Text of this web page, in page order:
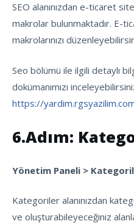
SEO alanınızdan e-ticaret
makrolar bulunmaktadır. E-
makrolarınızı
Seo bölümü ile ilgili detaylı
dokümanımızı
https://
6.Adım:
Yönetim Paneli >
Kategoriler alanınızdan
ve oluşturabileyeceğiniz